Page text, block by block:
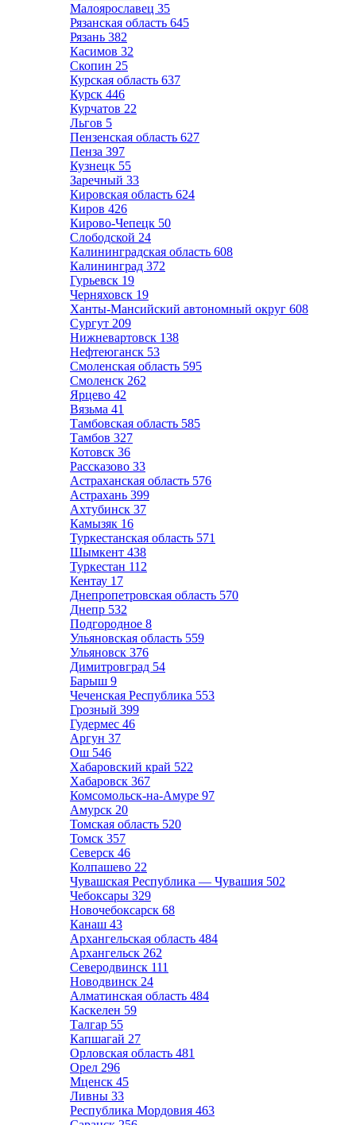
Малоярославец 35
Рязанская область 645
Рязань 382
Касимов 32
Скопин 25
Курская область 637
Курск 446
Курчатов 22
Льгов 5
Пензенская область 627
Пенза 397
Кузнецк 55
Заречный 33
Кировская область 624
Киров 426
Кирово-Чепецк 50
Слободской 24
Калининградская область 608
Калининград 372
Гурьевск 19
Черняховск 19
Ханты-Мансийский автономный округ 608
Сургут 209
Нижневартовск 138
Нефтеюганск 53
Смоленская область 595
Смоленск 262
Ярцево 42
Вязьма 41
Тамбовская область 585
Тамбов 327
Котовск 36
Рассказово 33
Астраханская область 576
Астрахань 399
Ахтубинск 37
Камызяк 16
Туркестанская область 571
Шымкент 438
Туркестан 112
Кентау 17
Днепропетровская область 570
Днепр 532
Подгородное 8
Ульяновская область 559
Ульяновск 376
Димитровград 54
Барыш 9
Чеченская Республика 553
Грозный 399
Гудермес 46
Аргун 37
Ош 546
Хабаровский край 522
Хабаровск 367
Комсомольск-на-Амуре 97
Амурск 20
Томская область 520
Томск 357
Северск 46
Колпашево 22
Чувашская Республика — Чувашия 502
Чебоксары 329
Новочебоксарск 68
Канаш 43
Архангельская область 484
Архангельск 262
Северодвинск 111
Новодвинск 24
Алматинская область 484
Каскелен 59
Талгар 55
Капшагай 27
Орловская область 481
Орел 296
Мценск 45
Ливны 33
Республика Мордовия 463